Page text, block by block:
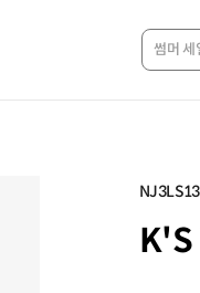
썸머 세
K'S